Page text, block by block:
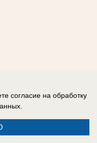
согласие на обработку